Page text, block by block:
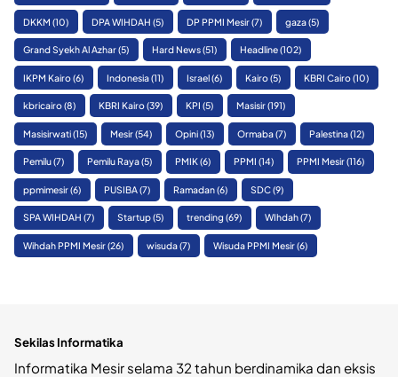
DKKM (10) DPA WIHDAH (5) DP PPMI Mesir(7) gaza(5)
Grand Syekh Al Azhar(5) Hard News(51) Headline(102)
IKPM Kairo(6) Indonesia(11) Israel(6) Kairo(5) KBRI Cairo(10)
kbricairo(8) KBRI Kairo(39) KPI (5) Masisir(191)
Masisirwati(15) Mesir(54) Opini(13) Ormaba(7) Palestina(12)
Pemilu(7) Pemilu Raya(5) PMIK(6) PPMI (14) PPMI Mesir(116)
ppmimesir(6) PUSIBA(7) Ramadan(6) SDC(9)
SPA WIHDAH (7) Startup(5) trending (69) WIhdah(7)
Wihdah PPMI Mesir(26) wisuda(7) Wisuda PPMI Mesir(6)
Sekilas Informatika
Informatika Mesir selama 32 tahun berdinamika dan eksis